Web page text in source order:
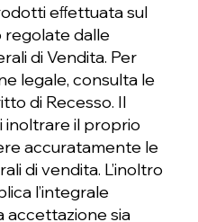
eﬀettuata sul
dalle
di Vendita. Per
legale, consulta le
di Recesso. Il
inoltrare il proprio
accuratamente le
di vendita. L’inoltro
l’integrale
accettazione sia